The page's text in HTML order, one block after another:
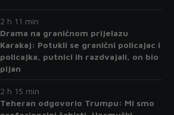
2 h 11 min
Drama na graničnom prijelazu
Karakaj: Potukli se granični policajac i
policajka, putnici ih razdvajali, on bio
pijan
2 h 15 min
Teheran odgovorio Trumpu: Mi smo